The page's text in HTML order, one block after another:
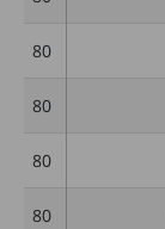
80
80
80
80